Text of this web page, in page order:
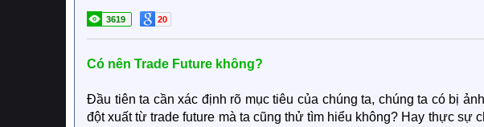
3619 20
Có nên Trade Future không?
Đầu tiên ta cần xác định rõ mục tiêu của chúng ta, chúng ta có bị
đột xuất từ trade future mà ta cũng thử tìm hiểu không? Hay thực sự